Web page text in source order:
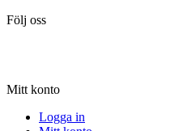
Följ oss
Mitt konto
Logga in